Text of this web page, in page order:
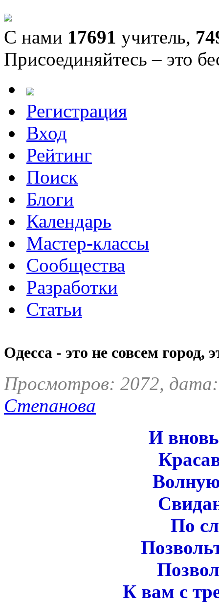
С нами 17691 учитель,
Присоединяйтесь – это
Регистрация
Вход
Рейтинг
Поиск
Блоги
Календарь
Мастер-классы
Сообщества
Разработки
Статьи
Одесса - это не совсем город,
Просмотров: 2072,
Степанова
И
По
К вам с